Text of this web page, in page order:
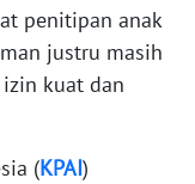
penitipan anak
justru masih
kuat dan
(KPAI)